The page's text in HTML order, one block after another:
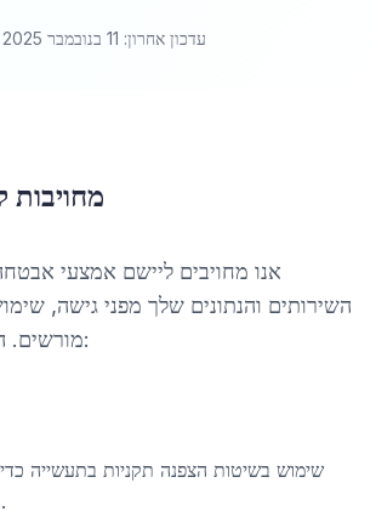
עדכון אחרון: 11 בנובמבר 2025
אנו מחויבים ליישם אמצעי
השירותים והנתונים שלך מפני גישה,
מורשים. הגישה שלנו כוללת:
שימוש בשיטות הצפנה תקניות בתעשייה כדי
במעבר ובמנוחה.